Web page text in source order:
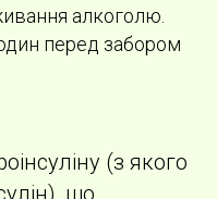
алкоголю.
перед забором
(з якого
що